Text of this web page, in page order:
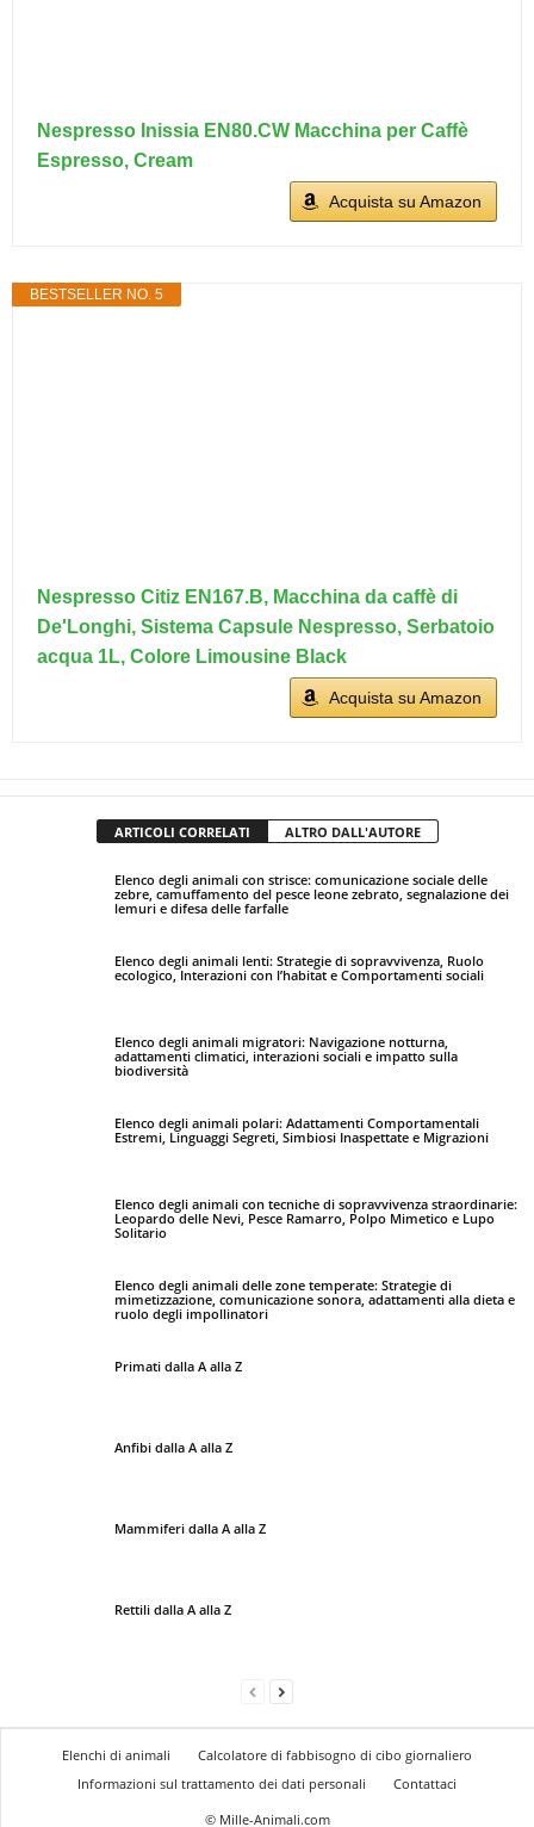
Nespresso Inissia EN80.CW Macchina per Caffè
Espresso, Cream
Acquista su Amazon
BESTSELLER NO. 5
Nespresso Citiz EN167.B, Macchina da caffè di
De'Longhi, Sistema Capsule Nespresso, Serbatoio
acqua 1L, Colore Limousine Black
Acquista su Amazon
ARTICOLI CORRELATI ALTRO DALL'AUTORE
Elenco degli animali con strisce: comunicazione sociale delle
zebre, camuffamento del pesce leone zebrato, segnalazione dei
lemuri e difesa delle farfalle
Elenco degli animali lenti: Strategie di sopravvivenza, Ruolo
ecologico, Interazioni con l’habitat e Comportamenti sociali
Elenco degli animali migratori: Navigazione notturna,
adattamenti climatici, interazioni sociali e impatto sulla
biodiversità
Elenco degli animali polari: Adattamenti Comportamentali
Estremi, Linguaggi Segreti, Simbiosi Inaspettate e Migrazioni
Elenco degli animali con tecniche di sopravvivenza straordinarie:
Leopardo delle Nevi, Pesce Ramarro, Polpo Mimetico e Lupo
Solitario
Elenco degli animali delle zone temperate: Strategie di
mimetizzazione, comunicazione sonora, adattamenti alla dieta e
ruolo degli impollinatori
Primati dalla A alla Z
Anfibi dalla A alla Z
Mammiferi dalla A alla Z
Rettili dalla A alla Z
Elenchi di animali
Calcolatore di fabbisogno di cibo giornaliero
Informazioni sul trattamento dei dati personali
Contattaci
© Mille-Animali.com